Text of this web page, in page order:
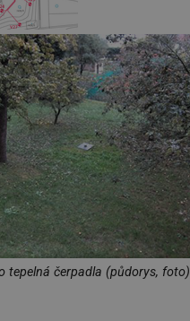
tepelná čerpadla (půdorys, foto)